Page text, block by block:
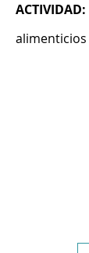
ACTIVIDAD:
alimenticios